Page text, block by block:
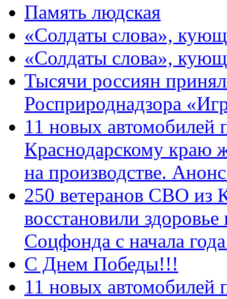
Память людская
«Солдаты слова»,
«Солдаты слова»,
Тысячи россиян
Росприроднадзора
11 новых автомобилей
Краснодарскому краю
на производстве.
250 ветеранов СВО из
восстановили
Соцфонда с начала
С Днем Победы!!!
11 новых автомобилей